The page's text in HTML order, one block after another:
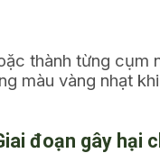
thành từng cụm
màu vàng nhạt
đoạn gây hại